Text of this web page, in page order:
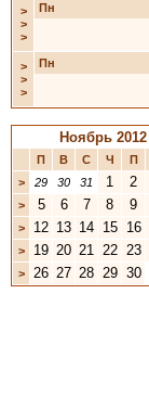
>
>
>
Пн
>
>
>
Пн
Ноябрь 2012
П В С Ч П
>
29 30 31 1 2
> 5 6 7 8 9
> 12 13 14 15 16
> 19 20 21 22 23
> 26 27 28 29 30